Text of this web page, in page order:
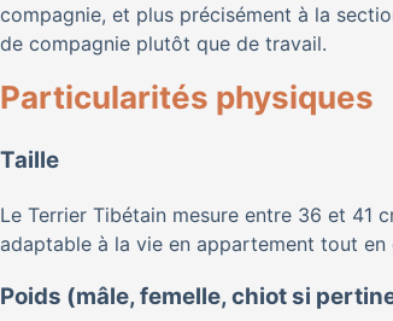
compagnie, et plus précisément à la
de compagnie plutôt que de travail.
Particularités physiques
Taille
Le Terrier Tibétain mesure entre 36 et 41
adaptable à la vie en appartement tout
Poids (mâle, femelle, chiot si